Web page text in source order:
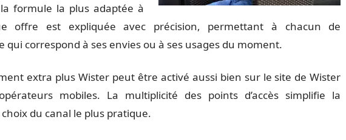
formule la plus adaptée à
offre est expliquée avec précision, permettant à chacun de
qui correspond à ses envies ou à ses usages du moment.
extra plus Wister peut être activé aussi bien sur le site de Wister
mobiles. La multiplicité des points d’accès simplifie la
du canal le plus pratique.